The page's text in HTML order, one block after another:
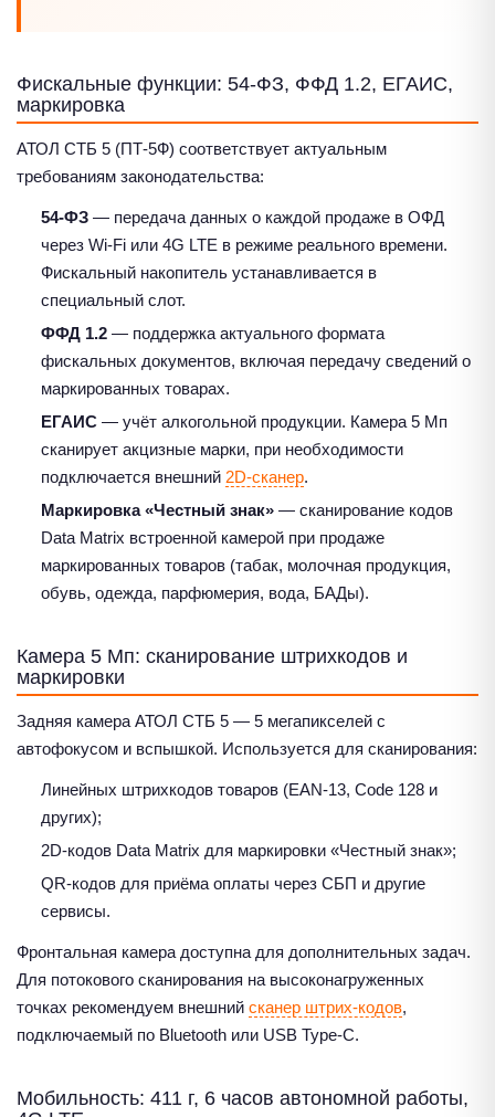
Фискальные функции: 54-ФЗ, ФФД 1.2, ЕГАИС,
маркировка
АТОЛ СТБ 5 (ПТ-5Ф) соответствует актуальным
требованиям законодательства:
54-ФЗ — передача данных о каждой продаже в ОФД
через Wi-Fi или 4G LTE в режиме реального времени.
Фискальный накопитель устанавливается в
специальный слот.
ФФД 1.2 — поддержка актуального формата
фискальных документов, включая передачу сведений о
маркированных товарах.
ЕГАИС — учёт алкогольной продукции. Камера 5 Мп
сканирует акцизные марки, при необходимости
подключается внешний 2D-сканер.
Маркировка «Честный знак» — сканирование кодов
Data Matrix встроенной камерой при продаже
маркированных товаров (табак, молочная продукция,
обувь, одежда, парфюмерия, вода, БАДы).
Камера 5 Мп: сканирование штрихкодов и
маркировки
Задняя камера АТОЛ СТБ 5 — 5 мегапикселей с
автофокусом и вспышкой. Используется для сканирования:
Линейных штрихкодов товаров (EAN-13, Code 128 и
других);
2D-кодов Data Matrix для маркировки «Честный знак»;
QR-кодов для приёма оплаты через СБП и другие
сервисы.
Фронтальная камера доступна для дополнительных задач.
Для потокового сканирования на высоконагруженных
точках рекомендуем внешний сканер штрих-кодов,
подключаемый по Bluetooth или USB Type-C.
Мобильность: 411 г, 6 часов автономной работы,